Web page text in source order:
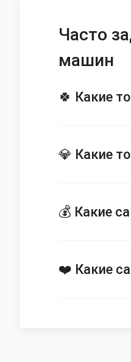
Часто
машин
🍀 Какие
💎 Какие
💰 Какие
❤️ Какие